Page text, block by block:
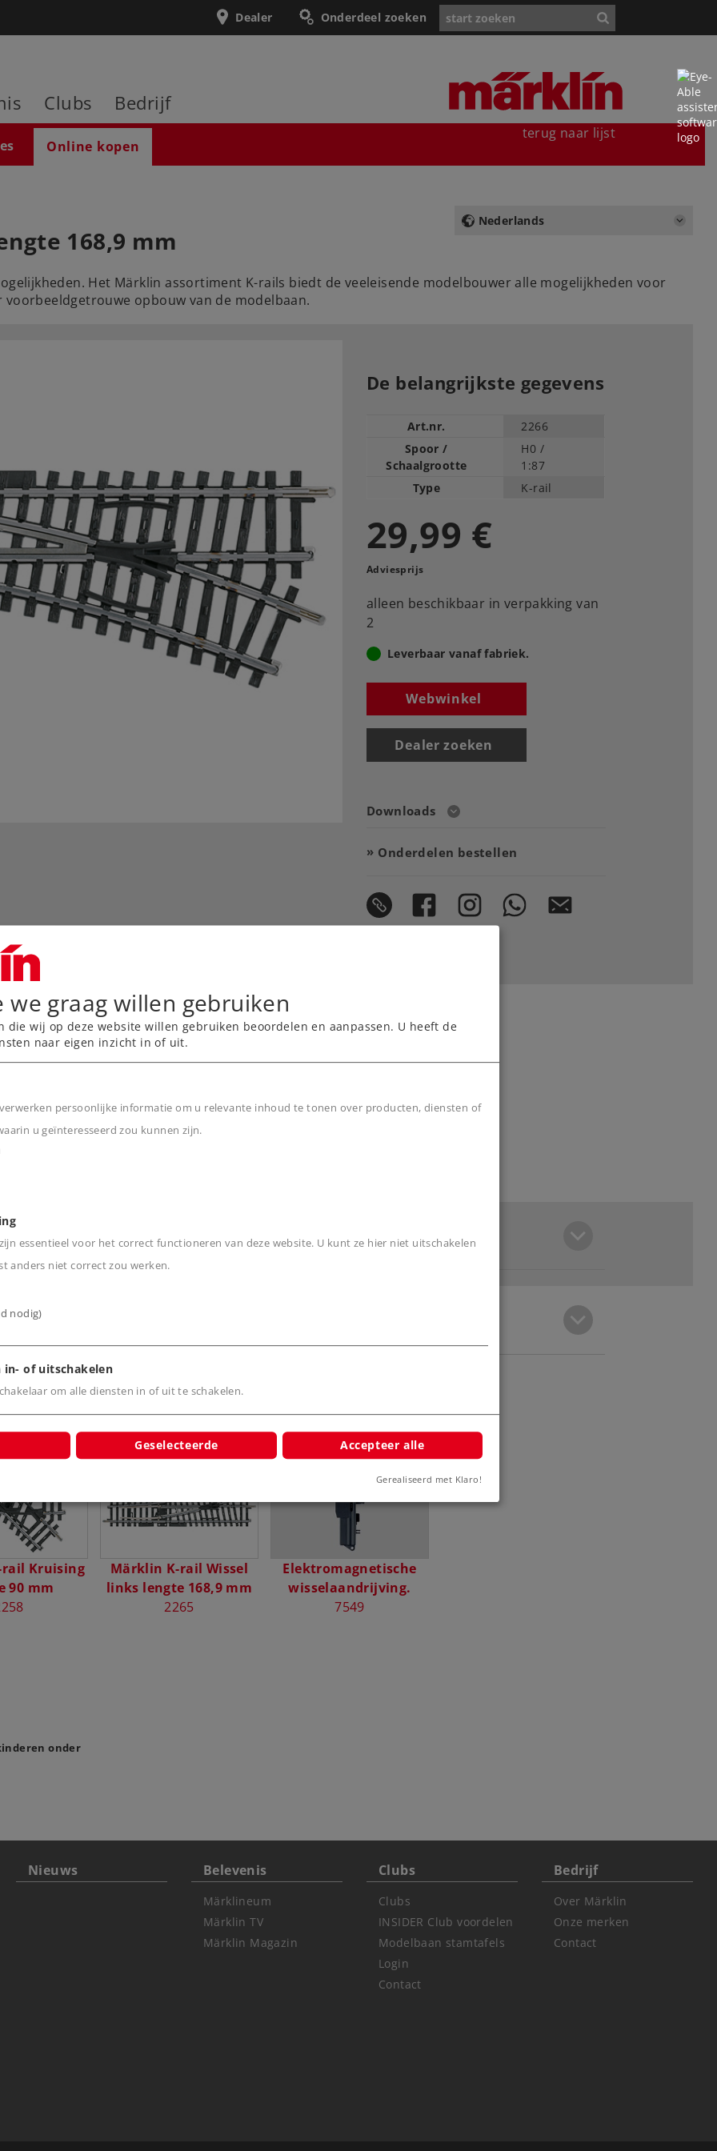
Onderdeel zoeken
Dealer
Clubs Bedrijf
Online kopen
terug naar lijst
Nederlands
168,9 mm
Het Märklin assortiment K-rails biedt de veeleisende modelbouwer alle mogelijkheden voor
opbouw van de modelbaan.
De belangrijkste gegevens
Art.nr.
2266
Spoor /
Schaalgrootte
H0 /
1:87
Type
K-rail
29,99 €
Adviesprijs
alleen beschikbaar in verpakking van
2
Leverbaar vanaf fabriek.
Webwinkel
Dealer zoeken
Downloads
Onderdelen bestellen
nauwkeurig
beproefde
wil combineren met
2291
Kruising
90 mm
Märklin K-rail Wissel
links lengte 168,9 mm
2265
Elektromagnetische
wisselaandrijving.
7549
onder
Nieuws Belevenis
Märklineum
Märklin TV
Märklin Magazin
Clubs
Clubs
INSIDER Club voordelen
Modelbaan stamtafels
Login
Contact
Bedrijf
Over Märklin
Onze merken
Contact
we graag willen gebruiken
die wij op deze website willen gebruiken beoordelen en aanpassen. U heeft de
naar eigen inzicht in of uit.
persoonlijke informatie om u relevante inhoud te tonen over producten, diensten of
u geïnteresseerd zou kunnen zijn.
essentieel voor het correct functioneren van deze website. U kunt ze hier niet uitschakelen
anders niet correct zou werken.
nodig)
in- of uitschakelen
om alle diensten in of uit te schakelen.
Geselecteerde Accepteer alle
Gerealiseerd met Klaro!